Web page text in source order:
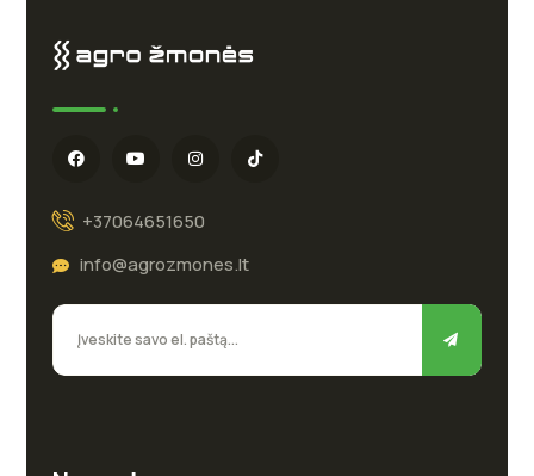
+37064651650
info@agrozmones.lt